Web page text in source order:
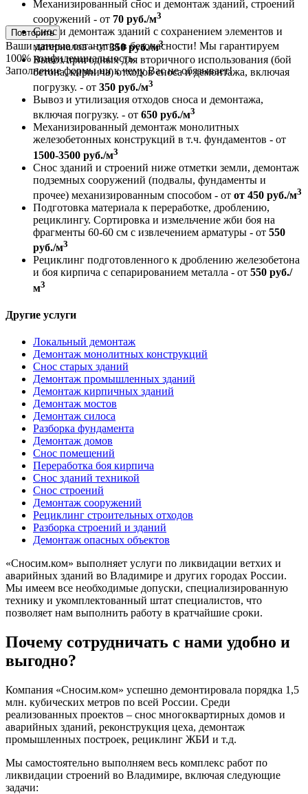
Повторить
Ваши данные останутся в безопасности! Мы гарантируем
100% конфиденциальность.
Заполнение формы ни к чему Вас не обязывает!
Механизированный снос и демонтаж зданий, строений
сооружений - от 70 руб./м3
Снос и демонтаж зданий с сохранением элементов и
материалов - от350 руб./м3
Вывоз пригодных для вторичного использования (бой
бетона, кирпича) отходов сноса и демонтажа, включая
погрузку. - от 350 руб./м3
Вывоз и утилизация отходов сноса и демонтажа,
включая погрузку. - от 650 руб./м3
Механизированный демонтаж монолитных
железобетонных конструкций в т.ч. фундаментов - от
1500-3500 руб./м3
Снос зданий и строений ниже отметки земли, демонтаж
подземных сооружений (подвалы, фундаменты и
прочее) механизированным способом - от от 450 руб./м3
Подготовка материала к переработке, дроблению,
рециклингу. Сортировка и измельчение жби боя на
фрагменты 60-60 см с извлечением арматуры - от 550
руб./м3
Рециклинг подготовленного к дроблению железобетона
и боя кирпича с сепарированием металла - от 550 руб./
м3
Другие услуги
Локальный демонтаж
Демонтаж монолитных конструкций
Снос старых зданий
Демонтаж промышленных зданий
Демонтаж кирпичных зданий
Демонтаж мостов
Демонтаж силоса
Разборка фундамента
Демонтаж домов
Снос помещений
Переработка боя кирпича
Снос зданий техникой
Снос строений
Демонтаж сооружений
Рециклинг строительных отходов
Разборка строений и зданий
Демонтаж опасных объектов
«Сносим.ком» выполняет услуги по ликвидации ветхих и
аварийных зданий во Владимире и других городах России.
Мы имеем все необходимые допуски, специализированную
технику и укомплектованный штат специалистов, что
позволяет нам выполнить работу в кратчайшие сроки.
Почему сотрудничать с нами удобно и
выгодно?
Компания «Сносим.ком» успешно демонтировала порядка 1,5
млн. кубических метров по всей России. Среди
реализованных проектов – снос многоквартирных домов и
аварийных зданий, реконструкция цеха, демонтаж
промышленных построек, рециклинг ЖБИ и т.д.
Мы самостоятельно выполняем весь комплекс работ по
ликвидации строений во Владимире, включая следующие
задачи: